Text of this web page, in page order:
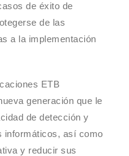
de éxito de
de las
a la implementación
ETB
generación que le
de detección y
informáticos, así como
y reducir sus